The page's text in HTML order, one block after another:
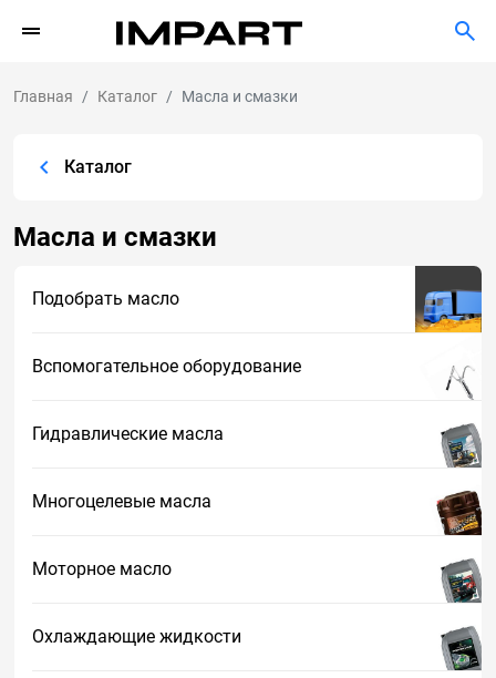
Главная Каталог Масла и смазки
Каталог
Масла и смазки
Подобрать масло
Вспомогательное оборудование
Гидравлические масла
Многоцелевые масла
Моторное масло
Охлаждающие жидкости